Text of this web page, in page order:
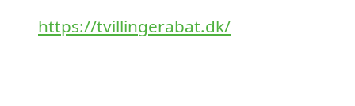
https://tvillingerabat.dk/